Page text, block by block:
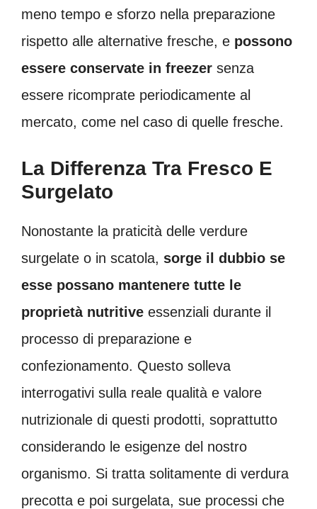
meno tempo e sforzo nella preparazione
rispetto alle alternative fresche, e possono
essere conservate in freezer senza
essere ricomprate periodicamente al
mercato, come nel caso di quelle fresche.
La Differenza Tra Fresco E
Surgelato
Nonostante la praticità delle verdure
surgelate o in scatola, sorge il dubbio se
esse possano mantenere tutte le
proprietà nutritive essenziali durante il
processo di preparazione e
confezionamento. Questo solleva
interrogativi sulla reale qualità e valore
nutrizionale di questi prodotti, soprattutto
considerando le esigenze del nostro
organismo. Si tratta solitamente di verdura
precotta e poi surgelata, sue processi che